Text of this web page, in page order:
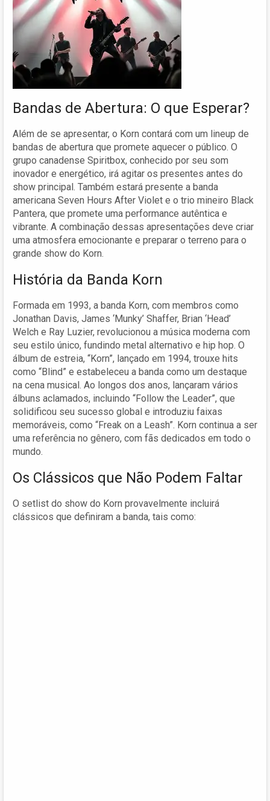
Bandas de Abertura: O que Esperar?
Além de se apresentar, o Korn contará com um lineup de
bandas de abertura que promete aquecer o público. O
grupo canadense Spiritbox, conhecido por seu som
inovador e energético, irá agitar os presentes antes do
show principal. Também estará presente a banda
americana Seven Hours After Violet e o trio mineiro Black
Pantera, que promete uma performance autêntica e
vibrante. A combinação dessas apresentações deve criar
uma atmosfera emocionante e preparar o terreno para o
grande show do Korn.
História da Banda Korn
Formada em 1993, a banda Korn, com membros como
Jonathan Davis, James ‘Munky’ Shaffer, Brian ‘Head’
Welch e Ray Luzier, revolucionou a música moderna com
seu estilo único, fundindo metal alternativo e hip hop. O
álbum de estreia, “Korn”, lançado em 1994, trouxe hits
como “Blind” e estabeleceu a banda como um destaque
na cena musical. Ao longos dos anos, lançaram vários
álbuns aclamados, incluindo “Follow the Leader”, que
solidificou seu sucesso global e introduziu faixas
memoráveis, como “Freak on a Leash”. Korn continua a ser
uma referência no gênero, com fãs dedicados em todo o
mundo.
Os Clássicos que Não Podem Faltar
O setlist do show do Korn provavelmente incluirá
clássicos que definiram a banda, tais como: